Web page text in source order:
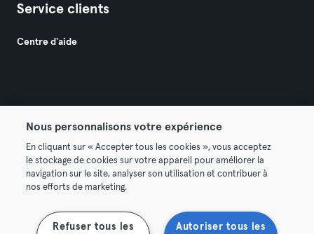
Service clients
Centre d'aide
Conditions générales Politique de confidentialité
Mentions légales Résilier les contrats ici
Se rétracter ici
Nous personnalisons votre expérience
En cliquant sur « Accepter tous les cookies », vous acceptez
le stockage de cookies sur votre appareil pour améliorer la
navigation sur le site, analyser son utilisation et contribuer à
nos efforts de marketing.
Autoriser tous les
Refuser tous les